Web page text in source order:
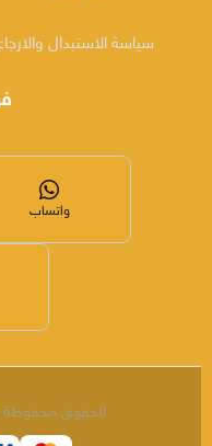
سياسة الاستبدال
واتساب
الحقوق محفوظة 2026 | مكتبة ديوان المحاماة